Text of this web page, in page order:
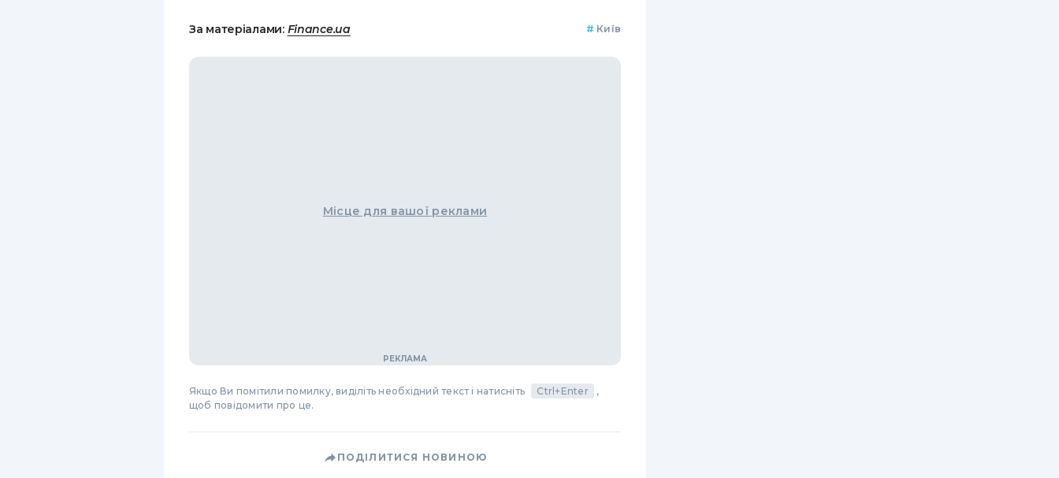
За матеріалами: Finance.ua # Київ
Місце для вашої реклами
Якщо Ви помітили помилку, виділіть необхідний текст і натисніть Ctrl+Enter
,
щоб повідомити про це.
ПОДІЛИТИСЯ НОВИНОЮ